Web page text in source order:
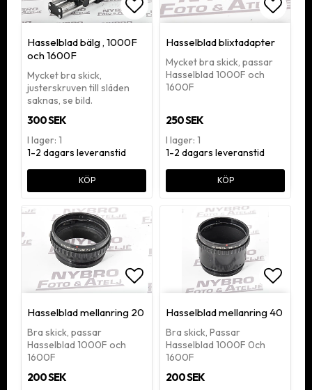
Hasselblad bälg , 1000F
och 1600F
Mycket bra skick,
justerskruven till släden
saknas, se bild.
300 SEK
I lager: 1
1-2 dagars leveranstid
KÖP
Hasselblad blixtadapter
Mycket bra skick, passar
Hasselblad 1000F och
1600F
250 SEK
I lager: 1
1-2 dagars leveranstid
KÖP
Hasselblad mellanring 20
Bra skick, passar
Hasselblad 1000F och
1600F
200 SEK
Hasselblad mellanring 40
Bra skick, Passar
Hasselblad 1000F 0ch
1600F
200 SEK